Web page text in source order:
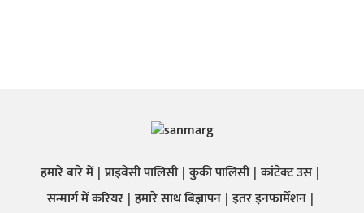
हमारे बारे में प्राइवेसी पालिसी कुकी पालिसी कांटेक्ट उस
सन्मार्ग में करियर हमारे साथ बिज्ञापन इतर इनफार्मेशन